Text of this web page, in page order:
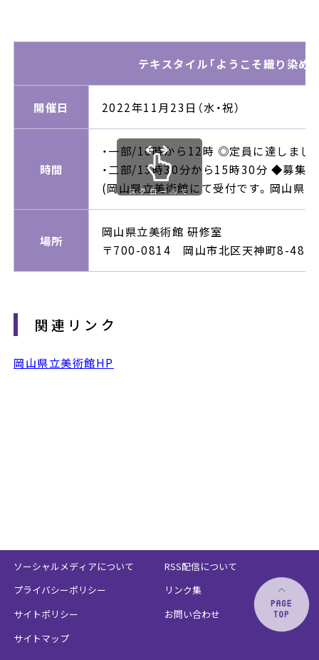
テキスタイル「ようこそ織り染
開催日 2022年11月23日（水・祝）
時間
・一部/10時から12時 ◎定員に達しまし
・二部/13時30分から15時30分 ◆募集中
(岡山県立美術館にて受付です。岡山県
場所
岡山県立美術館 研修室
〒700-0814 岡山市北区天神町8-48
スクロールで
関連リンク
岡山県立美術館HP
ソーシャルメディアについて
プライバシーポリシー
サイトポリシー
サイトマップ
RSS配信について
リンク集
お問い合わせ